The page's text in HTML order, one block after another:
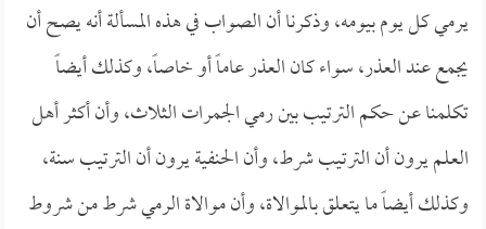
يرمي كل يوم بيومه، وذكرنا أن الصواب في هذه المسألة أنه يصح أن
يجمع عند العذر، سواء كان العذر عاماً أو خاصاً، وكذلك أيضاً
تكلمنا عن حكم الترتيب بين رمي الجمرات الثلاث، وأن أكثر أهل
العلم يرون أن الترتيب شرط، وأن الحنفية يرون أن الترتيب سنة،
وكذلك أيضاً ما يتعلق بالموالاة، وأن موالاة الرمي شرط من شروط